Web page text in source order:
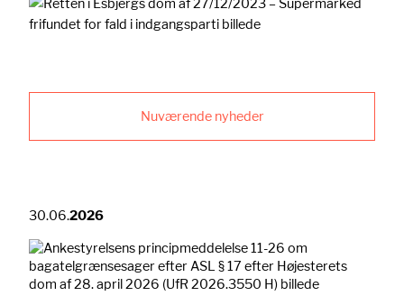
Nuværende nyheder
30.06.2026